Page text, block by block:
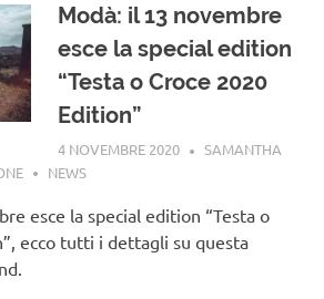
Modà: il 13 novembre
esce la special edition
“Testa o Croce 2020
Edition”
4 NOVEMBRE 2020
SAMANTHA
NEWS
esce la special edition “Testa o
ecco tutti i dettagli su questa